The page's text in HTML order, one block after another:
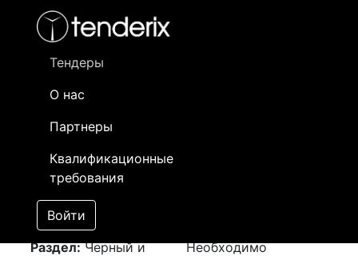
Тендеры
О нас
Партнеры
Квалификационные
требования
Войти
- активный лот
- сохраненный лот (не опубликован)
Закупка: Арматура
[Завершен]
Лот №:
АУКЦИОН (покупка
товара)
Раздел:Черный и
Необходимо